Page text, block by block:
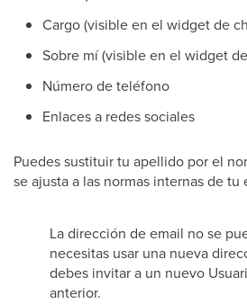
Cargo (visible en el widget de
Sobre mí (visible en el widget
Número de teléfono
Enlaces a redes sociales
Puedes sustituir tu apellido por el
se ajusta a las normas internas de tu
La dirección de email no se
necesitas usar una nueva
debes invitar a un nuevo
anterior.